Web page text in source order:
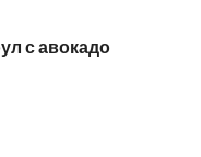
с авокадо